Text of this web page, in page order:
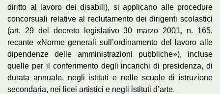
diritto al lavoro dei disabili), si applicano alle procedure
concorsuali relative al reclutamento dei dirigenti scolastici
(art. 29 del decreto legislativo 30 marzo 2001, n. 165,
recante «Norme generali sull’ordinamento del lavoro alle
dipendenze delle amministrazioni pubbliche»), incluse
quelle per il conferimento degli incarichi di presidenza, di
durata annuale, negli istituti e nelle scuole di istruzione
secondaria, nei licei artistici e negli istituti d’arte.